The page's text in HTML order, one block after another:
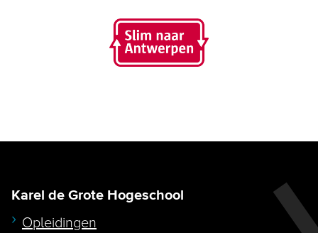
Karel de Grote Hogeschool
Opleidingen